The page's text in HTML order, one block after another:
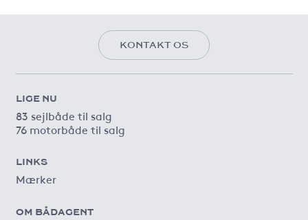
KONTAKT OS
LIGE NU
83 sejlbåde til salg
76 motorbåde til salg
LINKS
Mærker
OM BÅDAGENT